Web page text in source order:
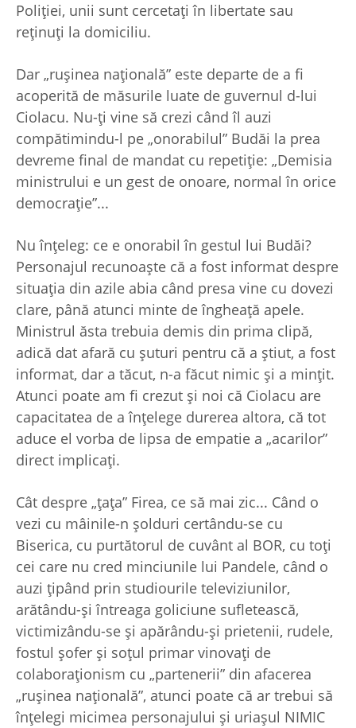
Poliţiei, unii sunt cercetaţi în libertate sau
reţinuţi la domiciliu.
Dar „ruşinea naţională” este departe de a fi
acoperită de măsurile luate de guvernul d-lui
Ciolacu. Nu-ţi vine să crezi când îl auzi
compătimindu-l pe „onorabilul” Budăi la prea
devreme final de mandat cu repetiţie: „Demisia
ministrului e un gest de onoare, normal în orice
democraţie”...
Nu înţeleg: ce e onorabil în gestul lui Budăi?
Personajul recunoaşte că a fost informat despre
situaţia din azile abia când presa vine cu dovezi
clare, până atunci minte de îngheaţă apele.
Ministrul ăsta trebuia demis din prima clipă,
adică dat afară cu şuturi pentru că a ştiut, a fost
informat, dar a tăcut, n-a făcut nimic şi a minţit.
Atunci poate am fi crezut şi noi că Ciolacu are
capacitatea de a înţelege durerea altora, că tot
aduce el vorba de lipsa de empatie a „acarilor”
direct implicaţi.
Cât despre „ţaţa” Firea, ce să mai zic... Când o
vezi cu mâinile-n şolduri certându-se cu
Biserica, cu purtătorul de cuvânt al BOR, cu toţi
cei care nu cred minciunile lui Pandele, când o
auzi ţipând prin studiourile televiziunilor,
arătându-şi întreaga goliciune sufletească,
victimizându-se şi apărându-şi prietenii, rudele,
fostul şofer şi soţul primar vinovaţi de
colaboraţionism cu „partenerii” din afacerea
„ruşinea naţională”, atunci poate că ar trebui să
înţelegi micimea personajului şi uriaşul NIMIC